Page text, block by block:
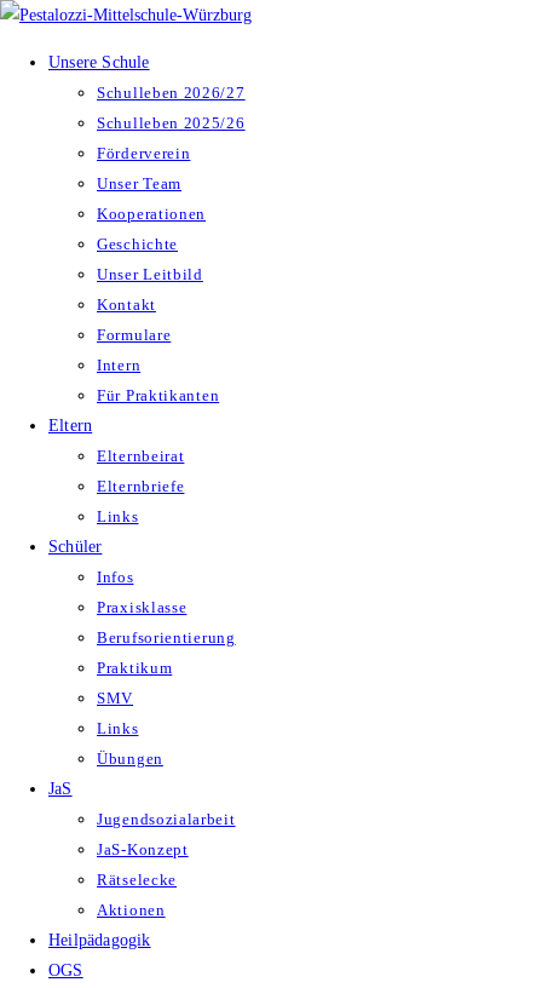
Zum
springen
Unsere Schule
Schulleben 2026/27
Schulleben 2025/26
Förderverein
Unser Team
Kooperationen
Geschichte
Unser Leitbild
Kontakt
Formulare
Intern
Für Praktikanten
Eltern
Elternbeirat
Elternbriefe
Links
Schüler
Infos
Praxisklasse
Berufsorientierung
Praktikum
SMV
Links
Übungen
JaS
Jugendsozialarbeit
JaS-Konzept
Rätselecke
Aktionen
Heilpädagogik
OGS